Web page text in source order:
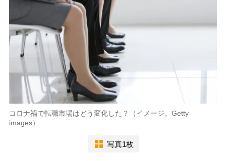
コロナ禍で転職市場はどう変化した？（イメージ。Getty
images）
写真1枚